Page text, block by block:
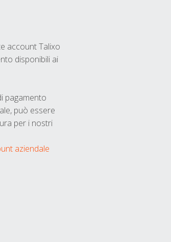
account Talixo
disponibili ai
pagamento
può essere
per i nostri
aziendale